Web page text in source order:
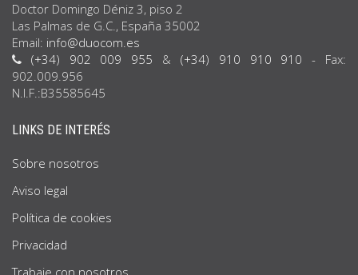
Doctor Domingo Déniz 3, piso 2
Las Palmas de G.C., España 35002
Email: info@duocom.es
(+34) 902 009 955 & (+34) 910 910 910 - Fax:
902.009.956
N.I.F.:B35585645
LINKS DE INTERÉS
Sobre nosotros
Aviso legal
Política de cookies
Privacidad